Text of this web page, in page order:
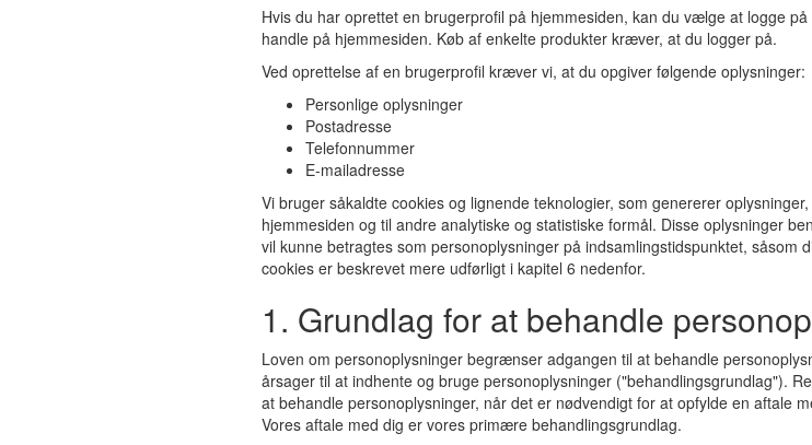
Hvis du har oprettet en brugerprofil på hjemmesiden, kan du vælge at logge
handle på hjemmesiden. Køb af enkelte produkter kræver, at du logger på.
Ved oprettelse af en brugerprofil kræver vi, at du opgiver følgende oplysninger:
Personlige oplysninger
Postadresse
Telefonnummer
E-mailadresse
Vi bruger såkaldte cookies og lignende teknologier, som genererer
hjemmesiden og til andre analytiske og statistiske formål. Disse oplysninger
vil kunne betragtes som personoplysninger på indsamlingstidspunktet,
cookies er beskrevet mere udførligt i kapitel 6 nedenfor.
1. Grundlag for at behandle
Loven om personoplysninger begrænser adgangen til at behandle
årsager til at indhente og bruge personoplysninger ("behandlingsgrundlag").
at behandle personoplysninger, når det er nødvendigt for at opfylde en aftale
Vores aftale med dig er vores primære behandlingsgrundlag.